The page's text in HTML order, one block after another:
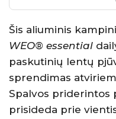
Šis aliuminis
WEO® essential
paskutinių lentų
sprendimas
Spalvos priderintos
prisideda prie